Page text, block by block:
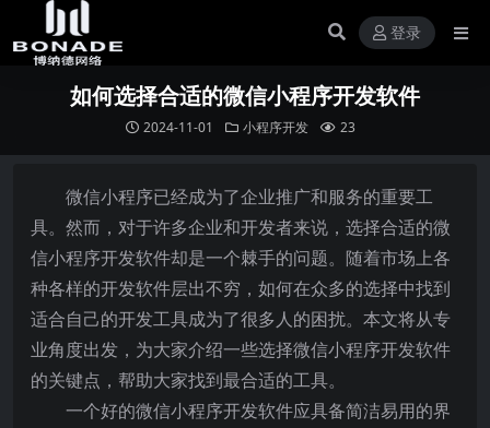
登录
如何选择合适的微信小程序开发软件
2024-11-01 小程序开发 23
微信小程序已经成为了企业推广和服务的重要工
具。然而，对于许多企业和开发者来说，选择合适的微
信小程序开发软件却是一个棘手的问题。随着市场上各
种各样的开发软件层出不穷，如何在众多的选择中找到
适合自己的开发工具成为了很多人的困扰。本文将从专
业角度出发，为大家介绍一些选择微信小程序开发软件
的关键点，帮助大家找到最合适的工具。
一个好的微信小程序开发软件应具备简洁易用的界